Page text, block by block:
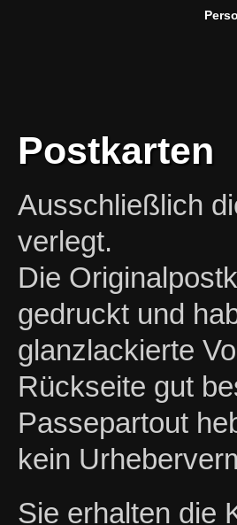
Postkarten
Ausschließlich
verlegt.
Die
gedruckt und
glanzlackierte
Rückseite gut
Passepartout
kein
Sie erhalten die